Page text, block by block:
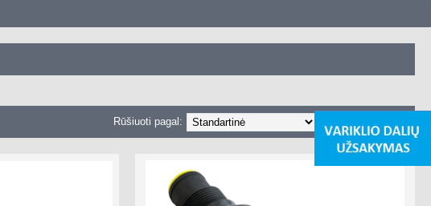
Rūšiuoti pagal: